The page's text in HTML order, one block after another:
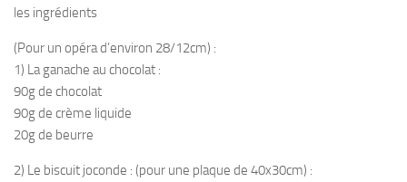
les ingrédients
(Pour un opéra d’environ 28/12cm) :
1) La ganache au chocolat :
90g de chocolat
90g de crème liquide
20g de beurre
2) Le biscuit joconde : (pour une plaque de 40x30cm) :